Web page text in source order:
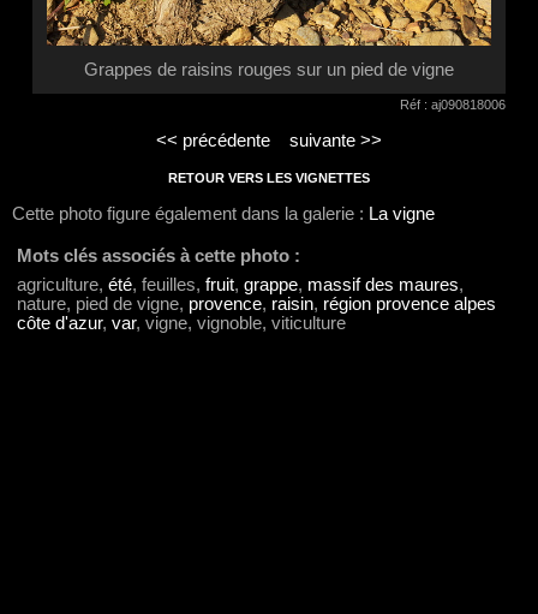
Grappes de raisins rouges sur un pied de vigne
Réf : aj090818006
<< précédente suivante >>
RETOUR VERS LES VIGNETTES
Cette photo figure également dans la galerie : La vigne
Mots clés associés à cette photo :
agriculture, été, feuilles, fruit, grappe, massif des maures,
nature, pied de vigne, provence, raisin, région provence alpes
côte d'azur, var, vigne, vignoble, viticulture